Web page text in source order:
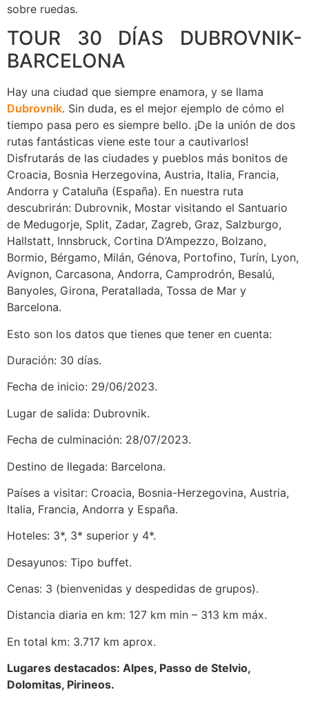
sobre ruedas.
TOUR 30 DÍAS DUBROVNIK-
BARCELONA
Hay una ciudad que siempre enamora, y se llama
Dubrovnik. Sin duda, es el mejor ejemplo de cómo el
tiempo pasa pero es siempre bello. ¡De la unión de dos
rutas fantásticas viene este tour a cautivarlos!
Disfrutarás de las ciudades y pueblos más bonitos de
Croacia, Bosnia Herzegovina, Austria, Italia, Francia,
Andorra y Cataluña (España). En nuestra ruta
descubrirán: Dubrovnik, Mostar visitando el Santuario
de Medugorje, Split, Zadar, Zagreb, Graz, Salzburgo,
Hallstatt, Innsbruck, Cortina D’Ampezzo, Bolzano,
Bormio, Bérgamo, Milán, Génova, Portofino, Turín, Lyon,
Avignon, Carcasona, Andorra, Camprodrón, Besalú,
Banyoles, Girona, Peratallada, Tossa de Mar y
Barcelona.
Esto son los datos que tienes que tener en cuenta:
Duración: 30 días.
Fecha de inicio: 29/06/2023.
Lugar de salida: Dubrovnik.
Fecha de culminación: 28/07/2023.
Destino de llegada: Barcelona.
Países a visitar: Croacia, Bosnia-Herzegovina, Austria,
Italia, Francia, Andorra y España.
Hoteles: 3*, 3* superior y 4*.
Desayunos: Tipo buffet.
Cenas: 3 (bienvenidas y despedidas de grupos).
Distancia diaria en km: 127 km min – 313 km máx.
En total km: 3.717 km aprox.
Lugares destacados: Alpes, Passo de Stelvio,
Dolomitas, Pirineos.